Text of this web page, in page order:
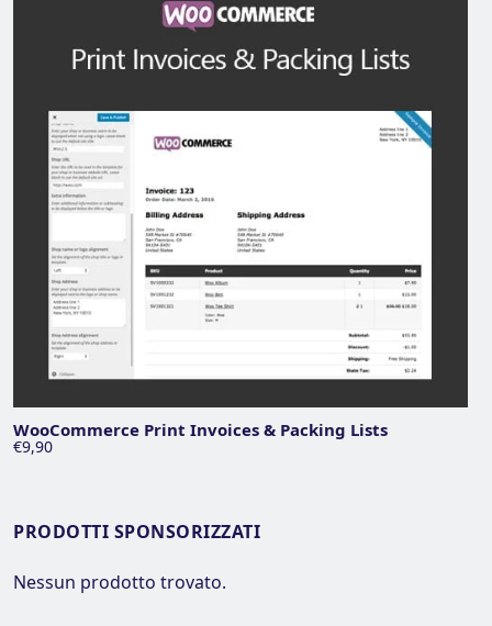
WooCommerce Print Invoices & Packing Lists
€9,90
PRODOTTI SPONSORIZZATI
Nessun prodotto trovato.